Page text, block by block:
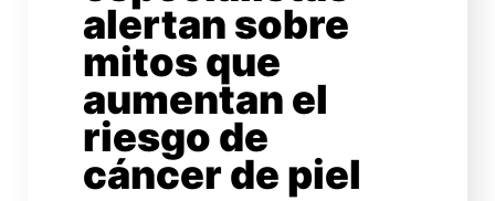
alertan sobre
mitos que
aumentan el
riesgo de
cáncer de piel